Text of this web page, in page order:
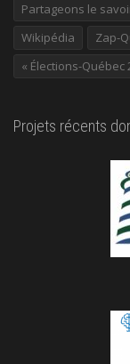
Partageons le
Wikipédia
Zap-
« Élections-Québec
Projets récents